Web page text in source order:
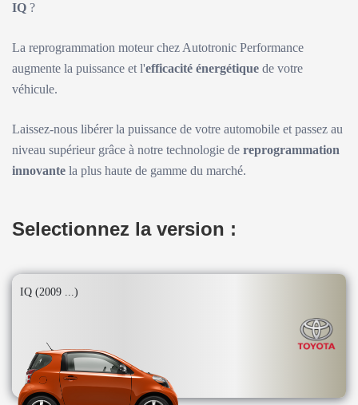
IQ ?
La reprogrammation moteur chez Autotronic Performance
augmente la puissance et l'efficacité énergétique de votre
véhicule.
Laissez-nous libérer la puissance de votre automobile et passez au
niveau supérieur grâce à notre technologie de reprogrammation
innovante la plus haute de gamme du marché.
Selectionnez la version :
IQ (2009 ...)